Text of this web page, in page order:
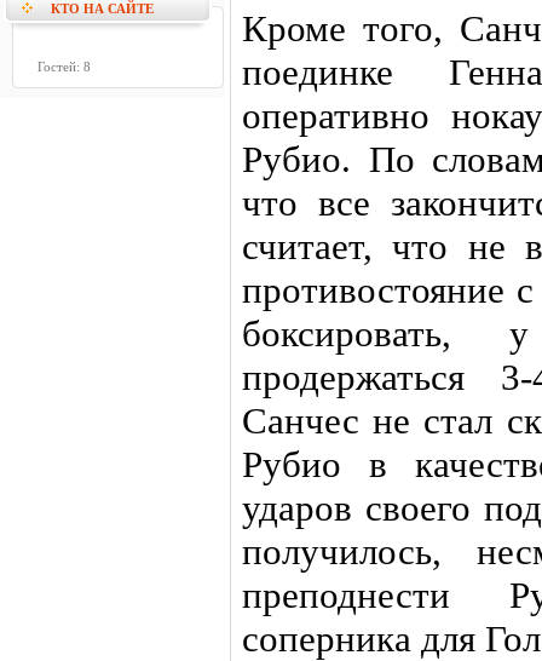
КТО НА САЙТЕ
Гостей: 8
Кроме того,
поединке
оперативно
Рубио. По
что все
считает, что не
противостояние
продержаться
Санчес не стал
Рубио в
ударов своего
получилось,
преподнести
соперника для